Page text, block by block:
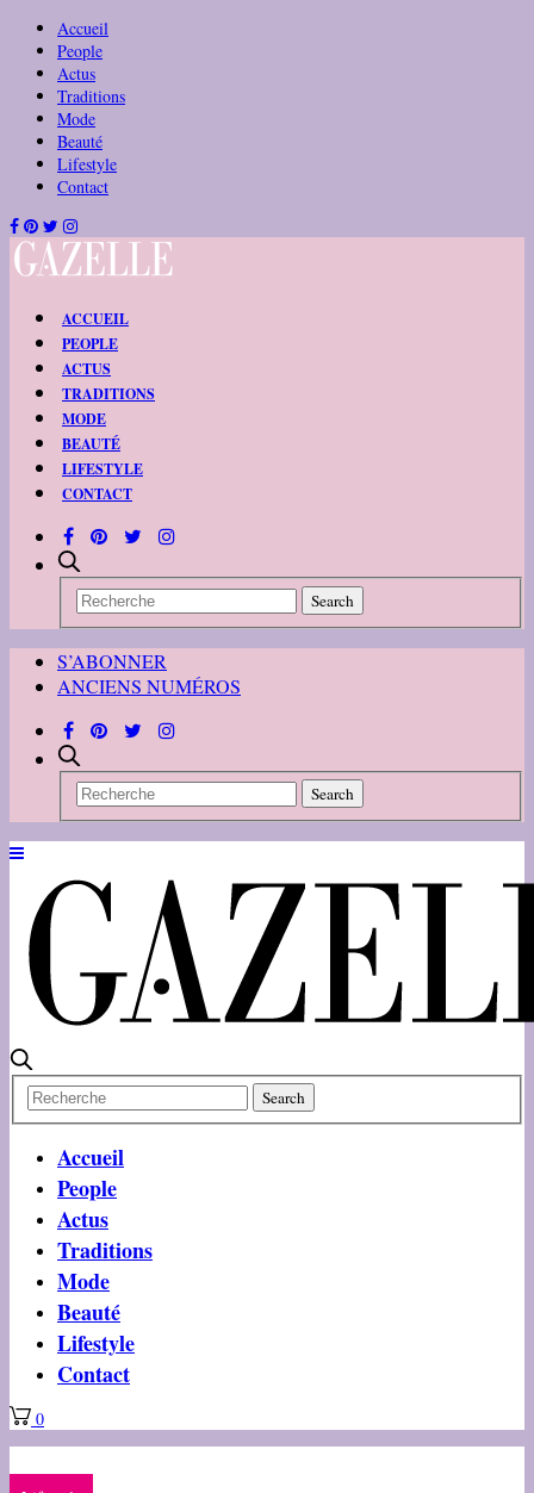
Accueil
People
Actus
Traditions
Mode
Beauté
Lifestyle
Contact
ACCUEIL
PEOPLE
ACTUS
TRADITIONS
MODE
BEAUTÉ
LIFESTYLE
CONTACT
S’ABONNER
ANCIENS NUMÉROS
Accueil
People
Actus
Traditions
Mode
Beauté
Lifestyle
Contact
0